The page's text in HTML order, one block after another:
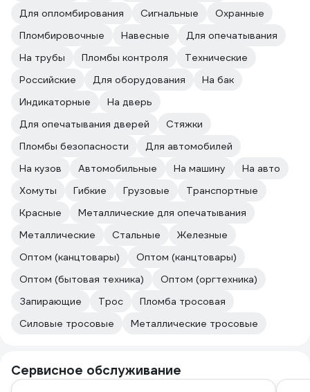
Для опломбирования
Сигнальные
Охранные
Пломбировочные
Навесные
Для опечатывания
На трубы
Пломбы контроля
Технические
Российские
Для оборудования
На бак
Индикаторные
На дверь
Для опечатывания дверей
Стяжки
Пломбы безопасности
Для автомобилей
На кузов
Автомобильные На машину
На авто
Хомуты
Гибкие Грузовые
Транспортные
Красные
Металлические для опечатывания
Металлические
Стальные
Железные
Оптом (канцтовары)
Оптом (канцтовары)
Оптом (бытовая техника)
Оптом (оргтехника)
Запирающие
Трос
Пломба тросовая
Силовые тросовые
Металлические тросовые
Сервисное обслуживание